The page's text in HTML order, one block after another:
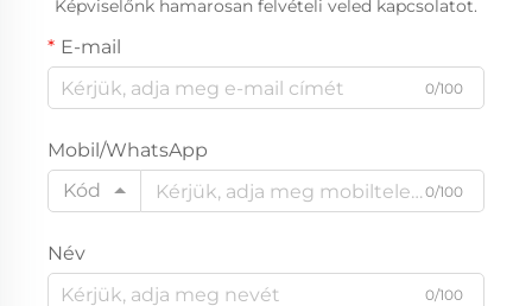
Képviselőnk hamarosan felvételi veled kapcsolatot.
E-mail
0/100
Mobil/WhatsApp
Kód
0/100
Név
0/100